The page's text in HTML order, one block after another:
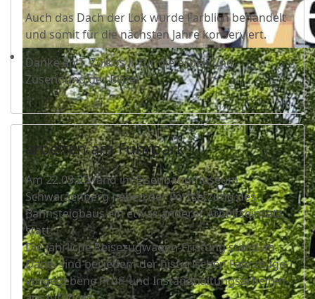
Auch das Dach der Lok wurde Farblich behandelt
und somit für die nächsten Jahre konserviert.
Danke an T. Zolkos Jr. für die Arbeit und
Zusendung der Bilder
arbeiten am Fuhrpark
Am 22.03.25 fand im Eisenbahnmuseum
Schwarzenberg neben der Fortsetzung des
Bahnsteigbaus ein etwas anderer Arbeitseinsatz
statt.
Die jährliche Reisezugwagen-Fristung stand an.
Dabei sind bei jedem der historischen Fahrzeuge
vorgegebene Prüf- und Instandhaltungsarbeiten